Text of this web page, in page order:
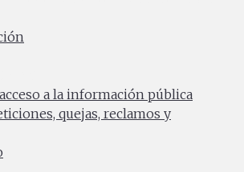
a la información pública
quejas, reclamos y